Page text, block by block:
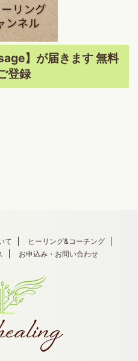
】が届きます 無料
登録
て
ヒーリング&コーチング
お申込み・お問い合わせ